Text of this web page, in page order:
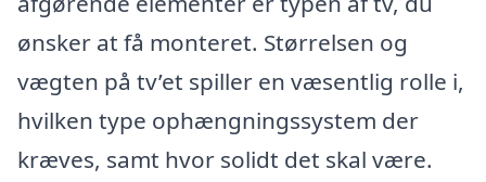
ønsker at få monteret. Størrelsen og
vægten på tv’et spiller en væsentlig rolle i,
hvilken type ophængningssystem der
kræves, samt hvor solidt det skal være.